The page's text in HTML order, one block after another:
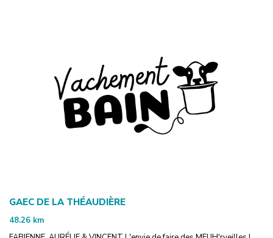
GAEC DE LA THÉAUDIÈRE
48.26 km